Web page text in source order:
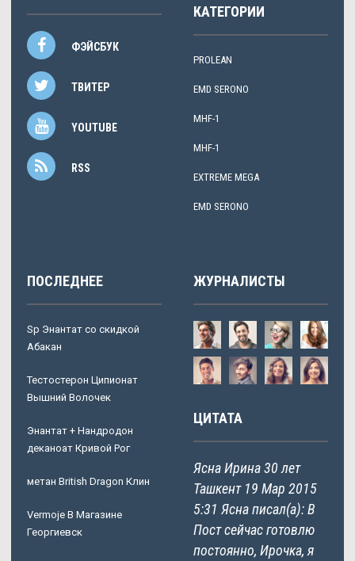
ФЭЙСБУК
ТВИТЕР
YOUTUBE
RSS
КАТЕГОРИИ
PROLEAN
EMD SERONO
MHF-1
MHF-1
EXTREME MEGA
EMD SERONO
ПОСЛЕДНЕЕ
Sp Энантат со скидкой
Абакан
Тестостерон Ципионат
Вышний Волочек
Энантат + Нандродон
деканоат Кривой Рог
метан British Dragon Клин
Vermoje В Магазине
Георгиевск
ЖУРНАЛИСТЫ
ЦИТАТА
Ясна Ирина 30 лет
Ташкент 19 Мар 2015
5:31 Ясна писал(а): В
Пост сейчас готовлю
постоянно, Ирочка, я